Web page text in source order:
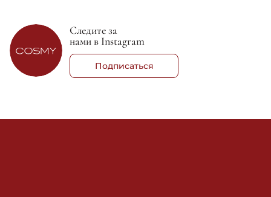
Следите за
нами в Instagram
Подписаться